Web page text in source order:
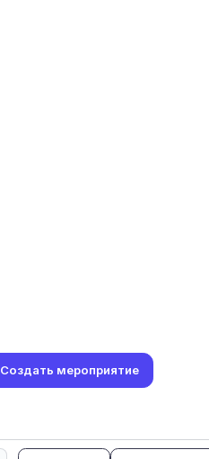
Создать мероприятие